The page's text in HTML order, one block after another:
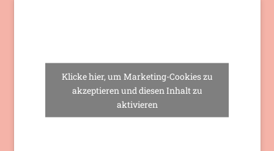
Klicke hier, um Marketing-Cookies zu
akzeptieren und diesen Inhalt zu
aktivieren